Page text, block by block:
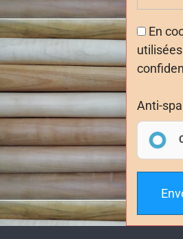
En
Anti-